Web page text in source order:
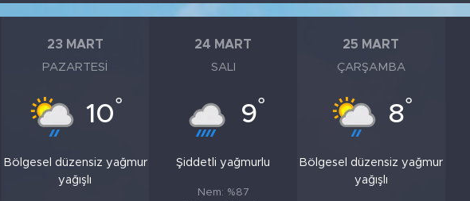
23 MART
PAZARTESI
10°
Bölgesel düzensiz yağmur
yağışlı
24 MART
SALI
9°
Şiddetli yağmurlu
Nem: %87
25 MART
ÇARŞAMBA
8°
Bölgesel düzensiz yağmur
yağışlı